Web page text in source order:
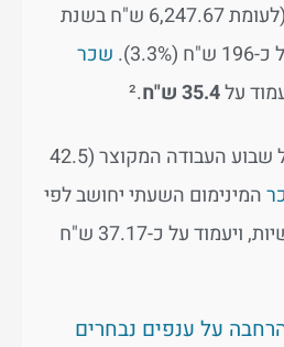
(לעומת 6,247.67 ש"ח בשנת
שכר
על35.4 ש"ח .²
במגזר הציבורי, בשל שבוע העבודה המקוצר (42.5
המינימום השעתי יחושב לפי
173.33 שעות חודשיות, ויעמוד על כ-37.17 ש"ח